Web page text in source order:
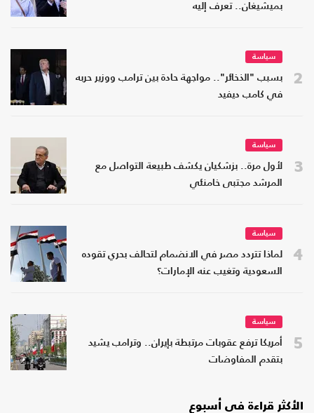
بميشيغان.. تعرف إليه
2
سياسة
بسبب "الذخائر".. مواجهة حادة بين ترامب ووزير حربه
في كامب ديفيد
3
سياسة
لأول مرة.. بزشكيان يكشف طبيعة التواصل مع
المرشد مجتبى خامنئي
4
سياسة
لماذا تتردد مصر في الانضمام لتحالف بحري تقوده
السعودية وتغيب عنه الإمارات؟
5
سياسة
أمريكا ترفع عقوبات مرتبطة بإيران.. وترامب يشيد
بتقدم المفاوضات
الأكثر قراءة في أسبوع